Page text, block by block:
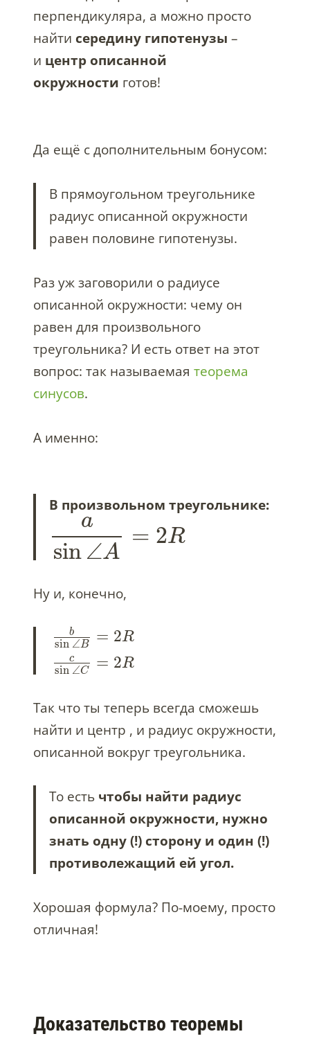
перпендикуляра, а можно просто
найти середину гипотенузы –
и центр описанной
окружности готов!
Да ещё с дополнительным бонусом:
В прямоугольном треугольнике
радиус описанной окружности
равен половине гипотенузы.
Раз уж заговорили о радиусе
описанной окружности: чему он
равен для произвольного
треугольника? И есть ответ на этот
вопрос: так называемая теорема
синусов.
А именно:
В произвольном треугольнике:
a
sin ∠A
= 2R
Ну и, конечно,
b
sin ∠B = 2R
c
sin ∠C = 2R
Так что ты теперь всегда сможешь
найти и центр , и радиус окружности,
описанной вокруг треугольника.
То есть чтобы найти радиус
описанной окружности, нужно
знать одну (!) сторону и один (!)
противолежащий ей угол.
Хорошая формула? По-моему, просто
отличная!
Доказательство теоремы